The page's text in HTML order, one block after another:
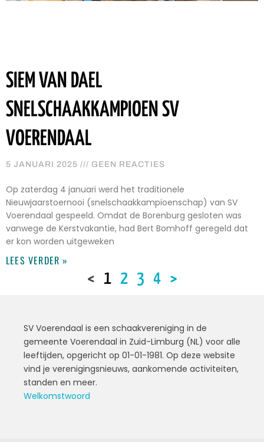
SIEM VAN DAEL
SNELSCHAAKKAMPIOEN SV
VOERENDAAL
5 JANUARI 2025 GEEN REACTIES
Op zaterdag 4 januari werd het traditionele
Nieuwjaarstoernooi (snelschaakkampioenschap) van SV
Voerendaal gespeeld. Omdat de Borenburg gesloten was
vanwege de Kerstvakantie, had Bert Bomhoff geregeld dat
er kon worden uitgeweken
LEES VERDER »
< 1 2 3 4 >
SV Voerendaal is een schaakvereniging in de
gemeente Voerendaal in Zuid-Limburg (NL) voor alle
leeftijden, opgericht op 01-01-1981. Op deze website
vind je verenigingsnieuws, aankomende activiteiten,
standen en meer.
Welkomstwoord